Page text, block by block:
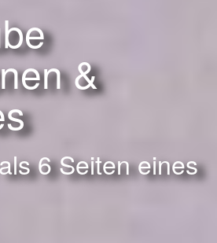
&
6 Seiten eines